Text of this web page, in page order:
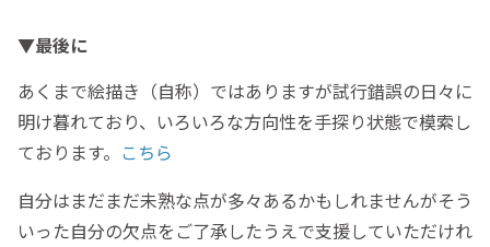
▼最後に
あくまで絵描き（自称）ではありますが試行錯誤の日々に
明け暮れており、いろいろな方向性を手探り状態で模索し
ております。 こちら
自分はまだまだ未熟な点が多々あるかもしれませんがそう
いった自分の欠点をご了承したうえで支援していただけれ